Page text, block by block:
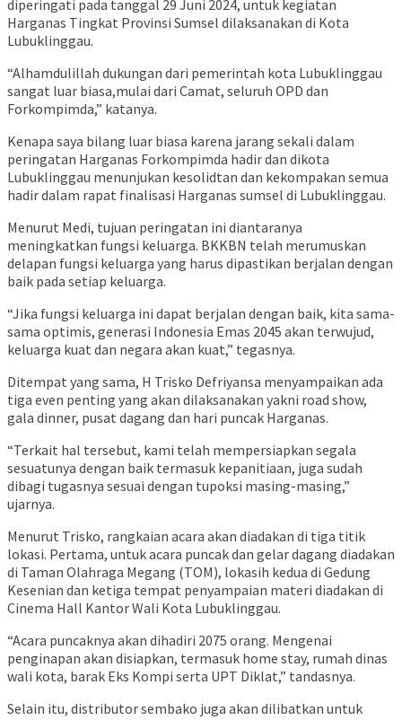
diperingati pada tanggal 29 Juni 2024, untuk kegiatan
Harganas Tingkat Provinsi Sumsel dilaksanakan di Kota
Lubuklinggau.
“Alhamdulillah dukungan dari pemerintah kota Lubuklinggau
sangat luar biasa,mulai dari Camat, seluruh OPD dan
Forkompimda,” katanya.
Kenapa saya bilang luar biasa karena jarang sekali dalam
peringatan Harganas Forkompimda hadir dan dikota
Lubuklinggau menunjukan kesolidtan dan kekompakan semua
hadir dalam rapat finalisasi Harganas sumsel di Lubuklinggau.
Menurut Medi, tujuan peringatan ini diantaranya
meningkatkan fungsi keluarga. BKKBN telah merumuskan
delapan fungsi keluarga yang harus dipastikan berjalan dengan
baik pada setiap keluarga.
“Jika fungsi keluarga ini dapat berjalan dengan baik, kita sama-
sama optimis, generasi Indonesia Emas 2045 akan terwujud,
keluarga kuat dan negara akan kuat,” tegasnya.
Ditempat yang sama, H Trisko Defriyansa menyampaikan ada
tiga even penting yang akan dilaksanakan yakni road show,
gala dinner, pusat dagang dan hari puncak Harganas.
“Terkait hal tersebut, kami telah mempersiapkan segala
sesuatunya dengan baik termasuk kepanitiaan, juga sudah
dibagi tugasnya sesuai dengan tupoksi masing-masing,”
ujarnya.
Menurut Trisko, rangkaian acara akan diadakan di tiga titik
lokasi. Pertama, untuk acara puncak dan gelar dagang diadakan
di Taman Olahraga Megang (TOM), lokasih kedua di Gedung
Kesenian dan ketiga tempat penyampaian materi diadakan di
Cinema Hall Kantor Wali Kota Lubuklinggau.
“Acara puncaknya akan dihadiri 2075 orang. Mengenai
penginapan akan disiapkan, termasuk home stay, rumah dinas
wali kota, barak Eks Kompi serta UPT Diklat,” tandasnya.
Selain itu, distributor sembako juga akan dilibatkan untuk